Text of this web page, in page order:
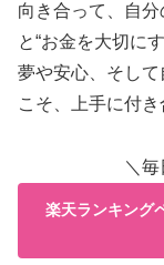
向き合って、自
と“お金を大切に
夢や安心、そし
こそ、上手に付き
＼
楽天ランキング